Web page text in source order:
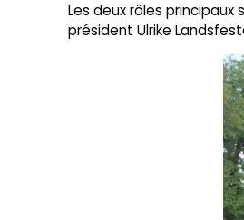
Les deux rôles
président Ulrike